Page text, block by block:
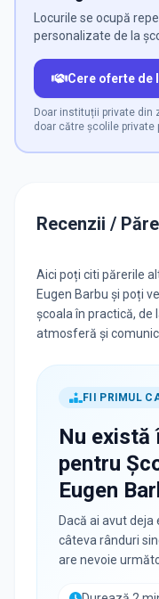
Locurile se ocupă
personalizate de la
Cere oferte de
Doar instituții private din
doar către școlile private
Recenzii /
Aici poți citi părerile
Eugen Barbu și poți
școala în practică, de
atmosferă și
FII PRIMUL
Nu există
pentru
Eugen
Dacă ai avut
câteva rânduri
are nevoie